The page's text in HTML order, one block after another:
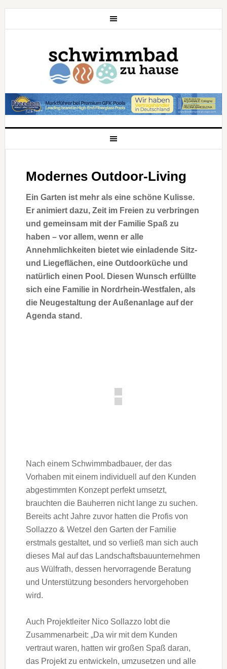
Modernes Outdoor-Living
Ein Garten ist mehr als eine schöne Kulisse.
Er animiert dazu, Zeit im Freien zu verbringen
und gemeinsam mit der Familie Spaß zu
haben – vor allem, wenn er alle
Annehmlichkeiten bietet wie einladende Sitz-
und Liegeflächen, eine Outdoorküche und
natürlich einen Pool. Diesen Wunsch erfüllte
sich eine Familie in Nordrhein-Westfalen, als
die Neugestaltung der Außenanlage auf der
Agenda stand.
Nach einem Schwimmbadbauer, der das
Vorhaben mit einem individuell auf den Kunden
abgestimmten Konzept perfekt umsetzt,
brauchten die Bauherren nicht lange zu suchen.
Bereits acht Jahre zuvor hatten die Profis von
Sollazzo & Wetzel den Garten der Familie
erstmals gestaltet, und so verließ man sich auch
dieses Mal auf das Landschaftsbauunternehmen
aus Wülfrath, dessen hervorragende Beratung
und Unterstützung besonders hervorgehoben
wird.
Auch Projektleiter Nico Sollazzo lobt die
Zusammenarbeit: „Da wir mit dem Kunden
vertraut waren, hatten wir großen Spaß daran,
das Projekt zu entwickeln, umzusetzen und alle